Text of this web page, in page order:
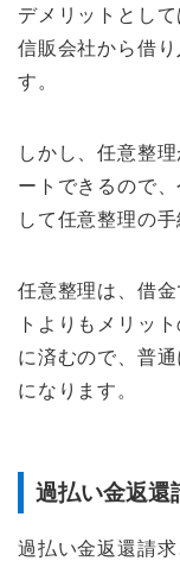
デメリットとし
信販会社から借
す。
しかし、任意整
ートできるので
して任意整理の
任意整理は、借
トよりもメリッ
に済むので、普
になります。
過払い金返還
過払い金返還請